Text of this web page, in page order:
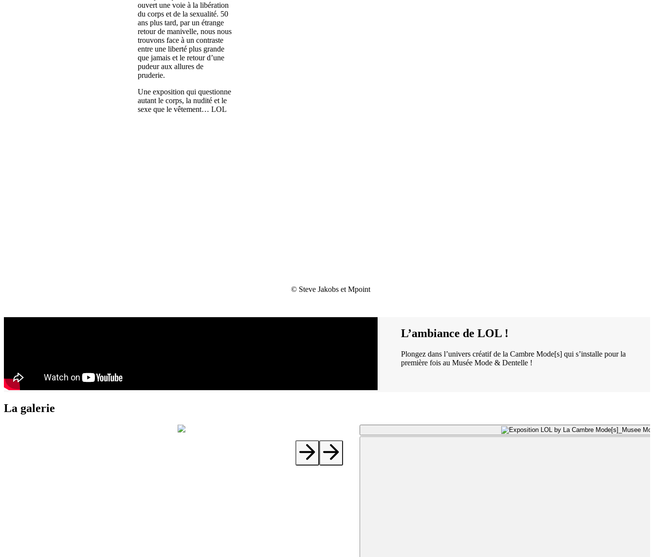
ouvert une voie à la libération
du corps et de la sexualité. 50
ans plus tard, par un étrange
retour de manivelle, nous nous
trouvons face à un contraste
entre une liberté plus grande
que jamais et le retour d’une
pudeur aux allures de
pruderie.
Une exposition qui questionne
autant le corps, la nudité et le
sexe que le vêtement… LOL
© Steve Jakobs et Mpoint
L’ambiance de LOL !
Plongez dans l’univers créatif de la Cambre Mode[s] qui s’installe pour la
première fois au Musée Mode & Dentelle !
La galerie